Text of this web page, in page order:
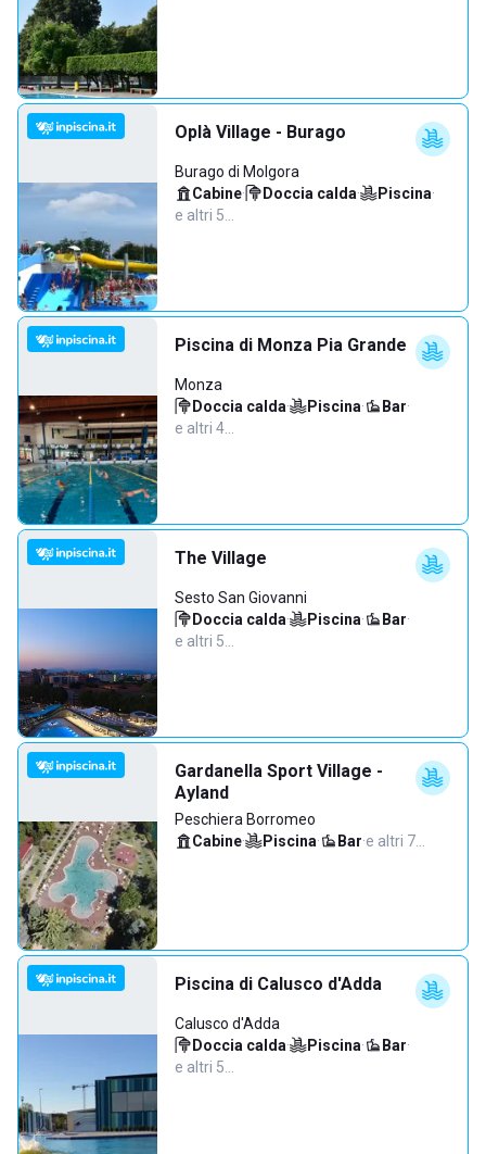
Oplà Village - Burago
Burago di Molgora
Cabine· Doccia calda· Piscina·
e altri 5…
Piscina di Monza Pia Grande
Monza
Doccia calda· Piscina· Bar·
e altri 4…
The Village
Sesto San Giovanni
Doccia calda· Piscina· Bar·
e altri 5…
Gardanella Sport Village -
Ayland
Peschiera Borromeo
Cabine· Piscina· Bar·e altri 7…
Piscina di Calusco d'Adda
Calusco d'Adda
Doccia calda· Piscina· Bar·
e altri 5…